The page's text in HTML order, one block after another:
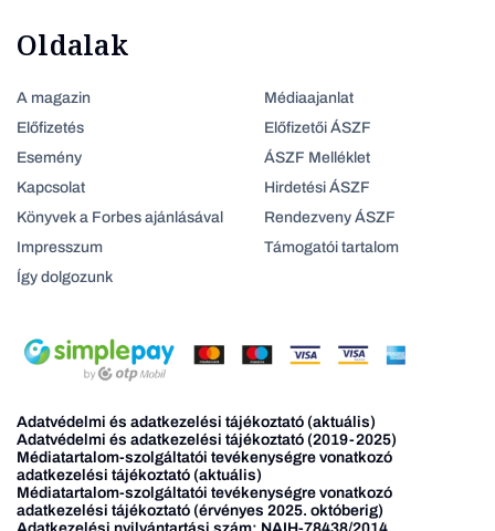
Oldalak
A magazin
Előfizetés
Esemény
Kapcsolat
Könyvek a Forbes ajánlásával
Impresszum
Így dolgozunk
Médiaajanlat
Előfizetői ÁSZF
ÁSZF Melléklet
Hirdetési ÁSZF
Rendezveny ÁSZF
Támogatói tartalom
Adatvédelmi és adatkezelési tájékoztató (aktuális)
Adatvédelmi és adatkezelési tájékoztató (2019-2025)
Médiatartalom-szolgáltatói tevékenységre vonatkozó
adatkezelési tájékoztató (aktuális)
Médiatartalom-szolgáltatói tevékenységre vonatkozó
adatkezelési tájékoztató (érvényes 2025. októberig)